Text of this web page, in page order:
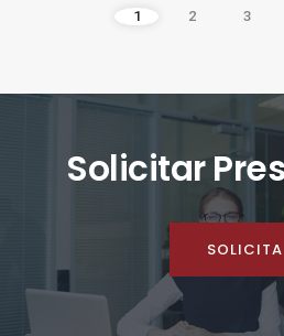
1 2 3
Solicitar
SOLICITA